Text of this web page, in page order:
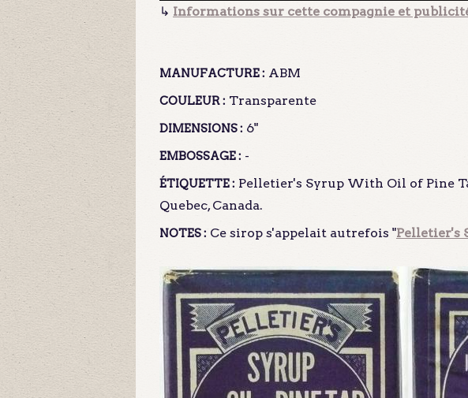
↳ Informations sur cette compagnie et
MANUFACTURE : ABM
COULEUR : Transparente
DIMENSIONS : 6"
EMBOSSAGE : -
ÉTIQUETTE : Pelletier's Syrup With Oil of Pine
Quebec, Canada.
NOTES : Ce sirop s'appelait autrefois "Pelletier's